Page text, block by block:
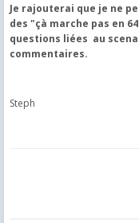
Je rajouterai que je ne
des "çà marche pas en
questions liées au
commentaires.
Steph